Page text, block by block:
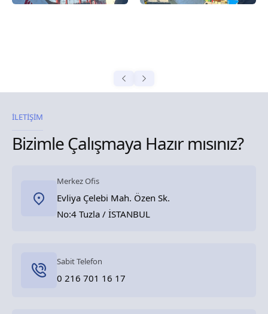
İLETİŞİM
Bizimle Çalışmaya Hazır mısınız?
Merkez Ofis
Evliya Çelebi Mah. Özen Sk.
No:4 Tuzla / İSTANBUL
Sabit Telefon
0 216 701 16 17